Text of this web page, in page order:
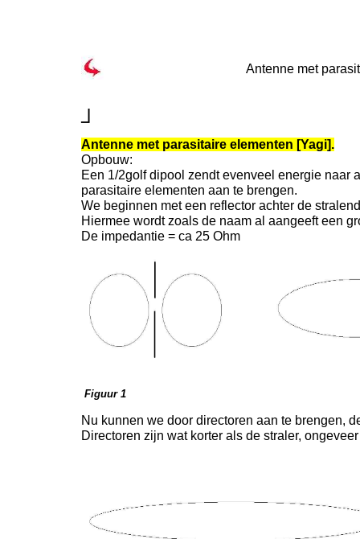
Antenne met
Antenne met parasitaire elementen [Yagi].
Opbouw:
Een 1/2golf dipool zendt evenveel energie naar
parasitaire elementen aan te brengen.
We beginnen met een reflector achter de
Hiermee wordt zoals de naam al aangeeft een
De impedantie = ca 25 Ohm
Nu kunnen we door directoren aan te brengen,
Directoren zijn wat korter als de straler,
Figuur 1
┘